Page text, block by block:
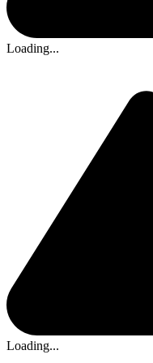
Loading...
Loading...